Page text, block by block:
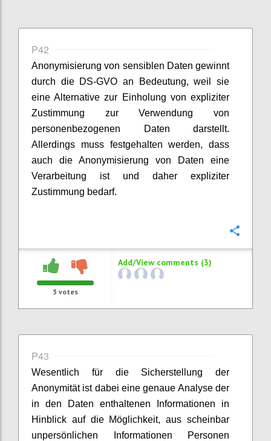
P42
Anonymisierung von sensiblen Daten gewinnt
durch die DS-GVO an Bedeutung, weil sie
eine Alternative zur Einholung von expliziter
Zustimmung zur Verwendung von
personenbezogenen Daten darstellt.
Allerdings muss festgehalten werden, dass
auch die Anonymisierung von Daten eine
Verarbeitung ist und daher expliziter
Zustimmung bedarf.
3 votes
Add/View comments (3)
P43
Wesentlich für die Sicherstellung der
Anonymität ist dabei eine genaue Analyse der
in den Daten enthaltenen Informationen in
Hinblick auf die Möglichkeit, aus scheinbar
unpersönlichen Informationen Personen